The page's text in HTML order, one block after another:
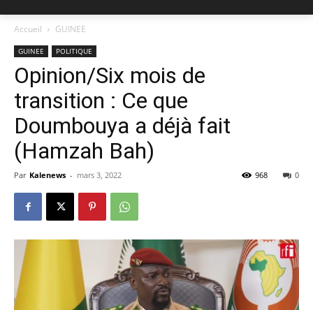
Accueil GUINEE
GUINEE POLITIQUE
Opinion/Six mois de
transition : Ce que
Doumbouya a déjà fait
(Hamzah Bah)
Par Kalenews - mars 3, 2022 0
968